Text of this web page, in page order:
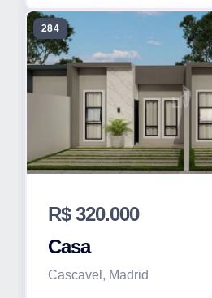
284
R$ 320.000
Casa
Cascavel, Madrid